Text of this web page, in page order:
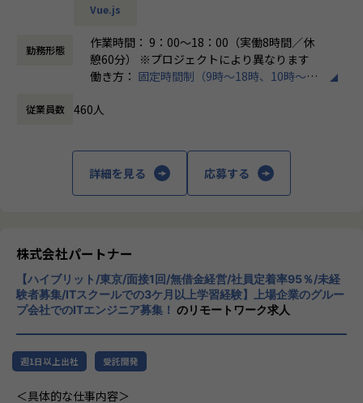
・チャットで気軽に相談OK
└日常的に連絡しやすく、安心して話せる関係性を構築。
・トラブル時は当日中に対応
└問題発生時は営業とアドバイザーが即対応し、迅速に調
整。
・勉強会・交流会を年2回実施
└他案件の社員ともつながれる場を用意。ナレッジ共有も活
＜チーム組織構成＞
入社後は原則2名以上のチームに配属されるため、一人現場
や丸投げはないです。
また、経験値に応じて先輩がフォローに入り、定例MTGやチ
95％（2024年8月時点／1年以内）
▼開発系
・オンラインヨガプラットフォームの要件定義・設計（Rub
y／Vue／AWS）
・自社ECサイトの新規立ち上げ（要件定義～運用／TypeScr
（C#／Python）
▼インフラ系
Vue.js
勤務形態
作業時間： 9：00～18：00（実働8時間／休
憩60分） ※プロジェクトにより異なります
働き方： 固定時間制（9時～18時、10時～19
時間外労働の有無： 有（月平均20時間）
従業員数 460人
詳細を見る 応募する
株式会社パートナー
【ハイブリット/東京/面接1回/無借金経営/社員定着率95％/未経
験者募集/ITスクールでの3ケ月以上学習経験】上場企業のグルー
プ会社でのITエンジニア募集！ のリモートワーク求人
週1日以上出社 受託開発
＜具体的な仕事内容＞